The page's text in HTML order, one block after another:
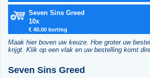
Seven Sins Greed
10x
€ 40.00 korting
Maak hier boven uw keuze. Hoe groter uw
krijgt. Klik op een vlak en uw bestelling komt
Seven Sins Greed